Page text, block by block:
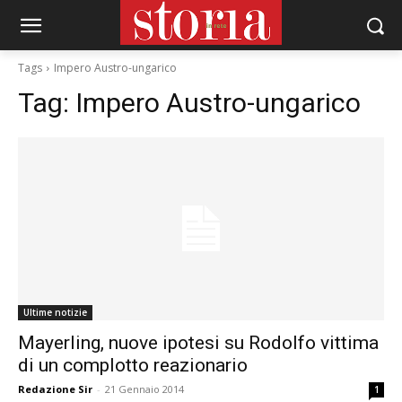
Tags Impero Austro-ungarico
Tag: Impero Austro-ungarico
Ultime notizie
Mayerling, nuove ipotesi su Rodolfo vittima
di un complotto reazionario
Redazione Sir - 21 Gennaio 2014 1